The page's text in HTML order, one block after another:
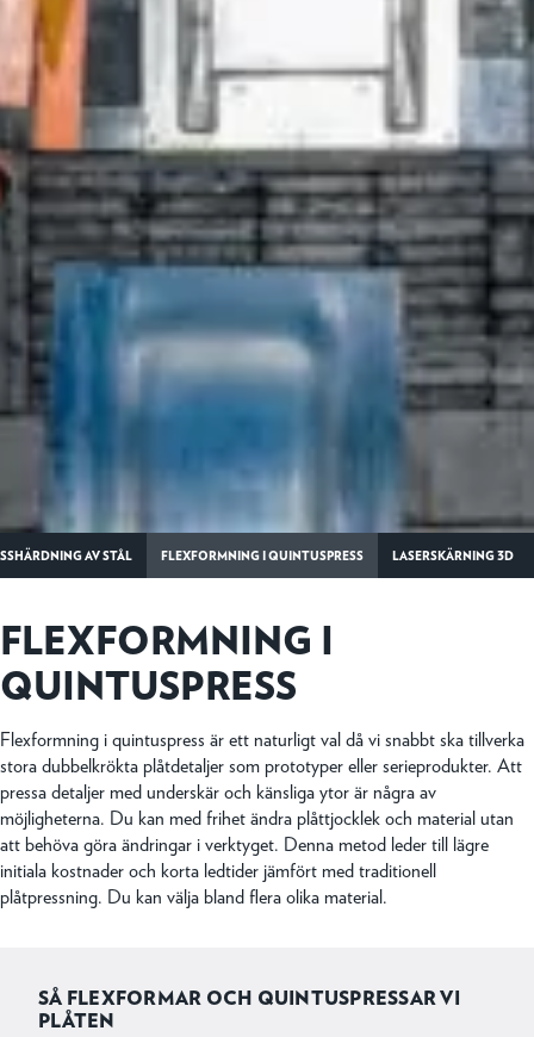
AV STÅL FLEXFORMNING I QUINTUSPRESS LASERSKÄRNING 3D
FLEXFORMNING I
QUINTUSPRESS
Flexformning i quintuspress är ett naturligt val då vi snabbt ska tillverka
stora dubbelkrökta plåtdetaljer som prototyper eller serieprodukter. Att
pressa detaljer med underskär och känsliga ytor är några av
möjligheterna. Du kan med frihet ändra plåttjocklek och material utan
att behöva göra ändringar i verktyget. Denna metod leder till lägre
initiala kostnader och korta ledtider jämfört med traditionell
plåtpressning. Du kan välja bland flera olika material.
SÅ FLEXFORMAR OCH QUINTUSPRESSAR VI
PLÅTEN